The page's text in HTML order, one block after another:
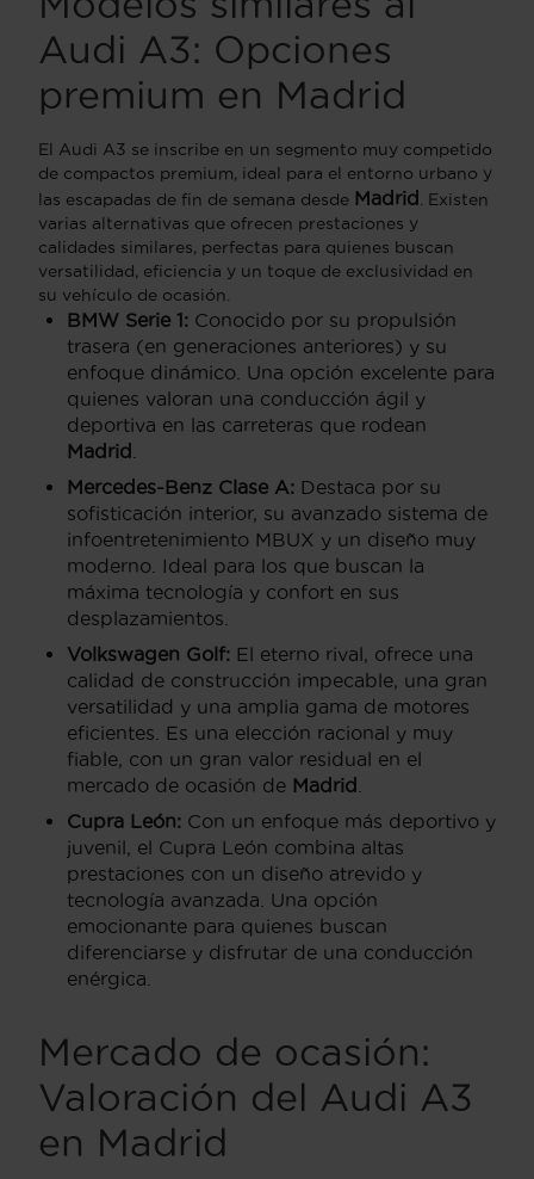
Audi A3: Opciones
premium en Madrid
El Audi A3 se inscribe en un segmento muy competido
de compactos premium, ideal para el entorno urbano y
las escapadas de fin de semana desde Madrid
. Existen
varias alternativas que ofrecen prestaciones y
calidades similares, perfectas para quienes buscan
versatilidad, eficiencia y un toque de exclusividad en
su vehículo de ocasión.
BMW Serie 1: Conocido por su propulsión
trasera (en generaciones anteriores) y su
enfoque dinámico. Una opción excelente para
quienes valoran una conducción ágil y
deportiva en las carreteras que rodean
Madrid
Mercedes-Benz Clase A: Destaca por su
sofisticación interior, su avanzado sistema de
infoentretenimiento MBUX y un diseño muy
moderno. Ideal para los que buscan la
máxima tecnología y confort en sus
desplazamientos.
Volkswagen Golf: El eterno rival, ofrece una
calidad de construcción impecable, una gran
versatilidad y una amplia gama de motores
eficientes. Es una elección racional y muy
fiable, con un gran valor residual en el
mercado de ocasión de Madrid
Cupra León: Con un enfoque más deportivo y
juvenil, el Cupra León combina altas
prestaciones con un diseño atrevido y
tecnología avanzada. Una opción
emocionante para quienes buscan
diferenciarse y disfrutar de una conducción
enérgica.
Mercado de ocasión:
Valoración del Audi A3
en Madrid